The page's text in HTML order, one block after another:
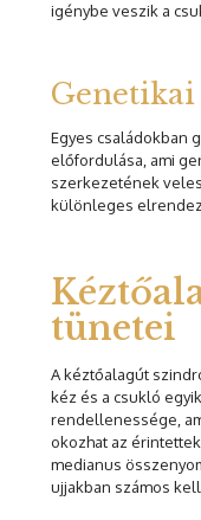
igénybe veszik a
Egyes családokban
előfordulása, ami
szerkezetének
különleges
tünetei
A kéztőalagút
kéz és a csukló
rendellenessége,
okozhat az
medianus
ujjakban számos